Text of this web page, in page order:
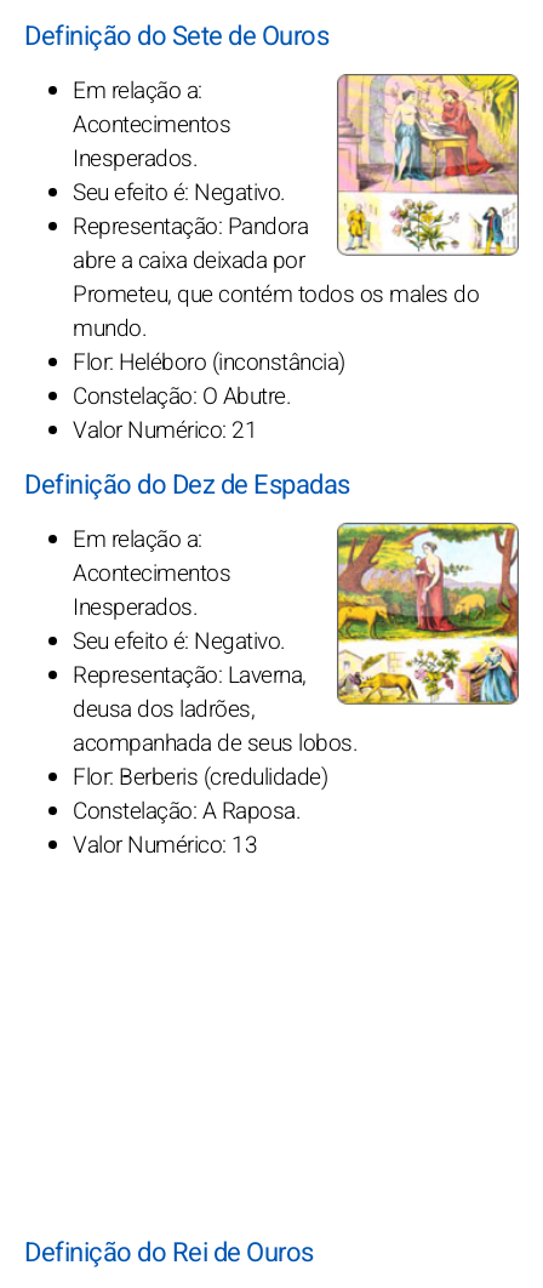
Definição do Sete de Ouros
Em relação a:
Acontecimentos
Inesperados.
Seu efeito é: Negativo.
Representação: Pandora
abre a caixa deixada por
Prometeu, que contém todos os males do
mundo.
Flor: Heléboro (inconstância)
Constelação: O Abutre.
Valor Numérico: 21
Definição do Dez de Espadas
Em relação a:
Acontecimentos
Inesperados.
Seu efeito é: Negativo.
Representação: Laverna,
deusa dos ladrões,
acompanhada de seus lobos.
Flor: Berberis (credulidade)
Constelação: A Raposa.
Valor Numérico: 13
Definição do Rei de Ouros